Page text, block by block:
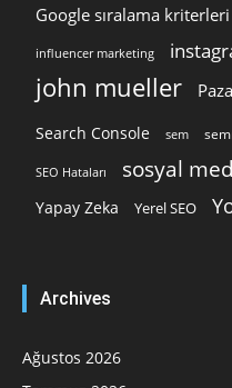
Google sıralama kriterleri
influencer marketing
john mueller
Search Console sem
SEO Hataları sosyal
Yapay Zeka Yerel SEO
Archives
Ağustos 2026